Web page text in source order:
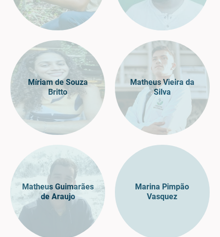
Míriam de Souza
Britto
Matheus Vieira da
Silva
Matheus Guimarães
de Araujo
Marina Pimpão
Vasquez